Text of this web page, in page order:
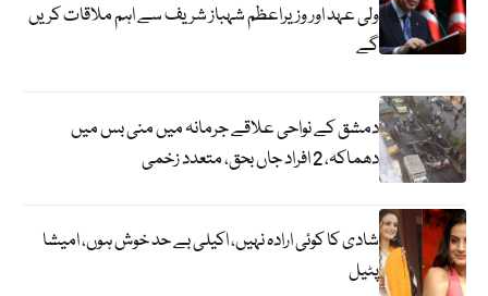
ولی عہد اور وزیراعظم شہباز شریف سے اہم ملاقات کریں
گے
دمشق کے نواحی علاقے جرمانہ میں منی بس میں
دھماکہ، 2 افراد جاں بحق، متعدد زخمی
شادی کا کوئی ارادہ نہیں، اکیلی بے حد خوش ہوں، امیشا
پٹیل